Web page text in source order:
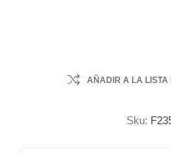
AÑADIR A LA LISTA
Sku: